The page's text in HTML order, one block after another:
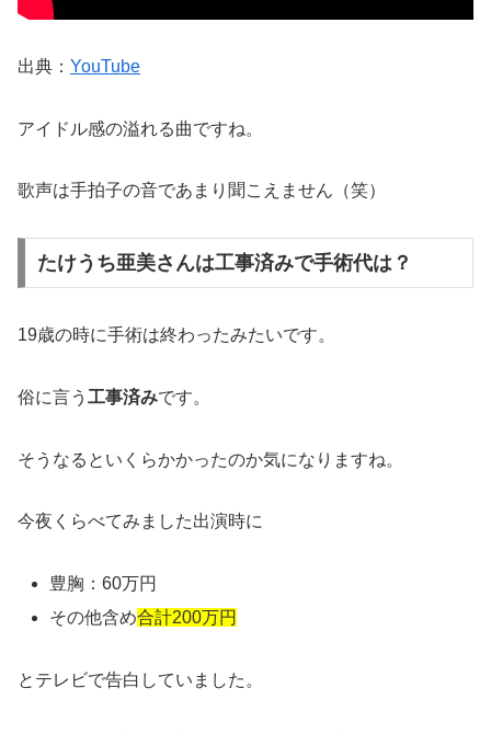
出典： YouTube
アイドル感の溢れる曲ですね。
歌声は手拍子の音であまり聞こえません（笑）
たけうち亜美さんは工事済みで手術代は？
19歳の時に手術は終わったみたいです。
俗に言う 工事済みです。
そうなるといくらかかったのか気になりますね。
今夜くらべてみました出演時に
豊胸：60万円
その他含め合計200万円
とテレビで告白していました。